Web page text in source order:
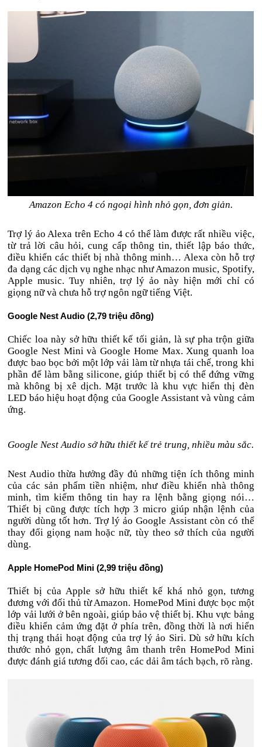
Amazon Echo 4 có ngoại hình nhỏ gọn, đơn giản.
Trợ lý ảo Alexa trên Echo 4 có thể làm được rất nhiều việc,
từ trả lời câu hỏi, cung cấp thông tin, thiết lập báo thức,
điều khiển các thiết bị nhà thông minh… Alexa còn hỗ trợ
đa dạng các dịch vụ nghe nhạc như Amazon music, Spotify,
Apple music. Tuy nhiên, trợ lý ảo này hiện mới chỉ có
giọng nữ và chưa hỗ trợ ngôn ngữ tiếng Việt.
Google Nest Audio (2,79 triệu đồng)
Chiếc loa này sở hữu thiết kế tối giản, là sự pha trộn giữa
Google Nest Mini và Google Home Max. Xung quanh loa
được bao bọc bởi một lớp vải làm từ nhựa tái chế, trong khi
phần đế làm bằng silicone, giúp thiết bị có thể đứng vững
mà không bị xê dịch. Mặt trước là khu vực hiển thị đèn
LED báo hiệu hoạt động của Google Assistant và vùng cảm
ứng.
Google Nest Audio sở hữu thiết kế trẻ trung, nhiều màu sắc.
Nest Audio thừa hưởng đầy đủ những tiện ích thông minh
của các sản phẩm tiền nhiệm, như điều khiển nhà thông
minh, tìm kiếm thông tin hay ra lệnh bằng giọng nói…
Thiết bị cũng được tích hợp 3 micro giúp nhận lệnh của
người dùng tốt hơn. Trợ lý ảo Google Assistant còn có thể
thay đổi giọng nam hoặc nữ, tùy theo sở thích của người
dùng.
Apple HomePod Mini (2,99 triệu đồng)
Thiết bị của Apple sở hữu thiết kế khá nhỏ gọn, tương
đương với đối thủ từ Amazon. HomePod Mini được bọc một
lớp vải lưới ở bên ngoài, giúp bảo vệ thiết bị. Khu vực bảng
điều khiển cảm ứng đặt ở phía trên, đồng thời là nơi hiển
thị trạng thái hoạt động của trợ lý ảo Siri. Dù sở hữu kích
thước nhỏ gọn, chất lượng âm thanh trên HomePod Mini
được đánh giá tương đối cao, các dải âm tách bạch, rõ ràng.